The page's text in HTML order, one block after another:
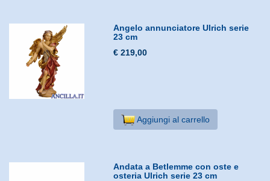
Angelo annunciatore Ulrich serie
23 cm
€ 219,00
Aggiungi al carrello
Andata a Betlemme con oste e
osteria Ulrich serie 23 cm